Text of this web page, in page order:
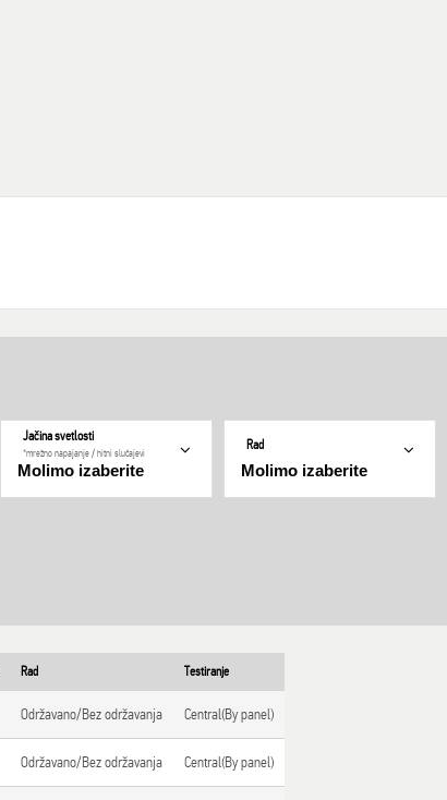
Jačina svetlosti
*mrežno napajanje / hitni slučajevi
Rad
Rad Testiranje
Održavano/Bez održavanja Central(By panel)
Održavano/Bez održavanja Central(By panel)